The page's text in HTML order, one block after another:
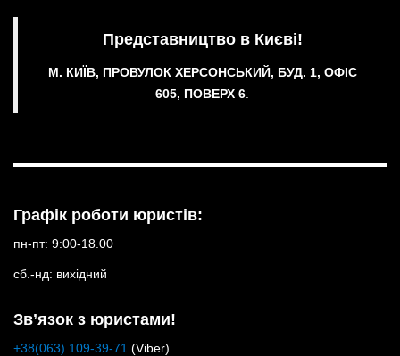
Представництво в Києві!
М. КИЇВ, ПРОВУЛОК ХЕРСОНСЬКИЙ, БУД. 1, ОФІС
605, ПОВЕРХ 6.
Графік роботи юристів:
пн-пт: 9:00-18.00
сб.-нд: вихідний
Зв’язок з юристами!
+38(063) 109-39-71 (Viber)